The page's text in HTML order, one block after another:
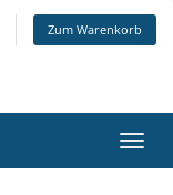
Zum Warenkorb